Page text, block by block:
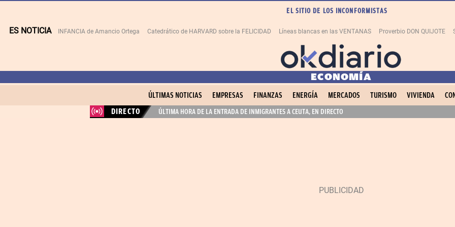
EL SITIO DE LOS INCONFORMISTAS
ES NOTICIA INFANCIA de Amancio Ortega Catedrático de HARVARD sobre la FELICIDAD Líneas blancas en las VENTANAS Proverbio DON QUIJOTE
ECONOMÍA
ÚLTIMAS NOTICIAS EMPRESAS FINANZAS ENERGÍA MERCADOS TURISMO VIVIENDA
DIRECTO
ÚLTIMA HORA DE LA ENTRADA DE INMIGRANTES A CEUTA, EN DIRECTO